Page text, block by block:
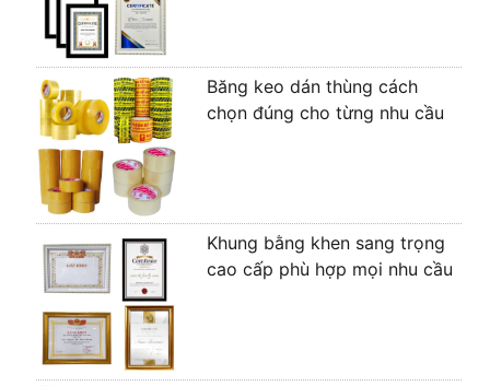
Băng keo dán thùng cách
chọn đúng cho từng nhu cầu
Khung bằng khen sang trọng
cao cấp phù hợp mọi nhu cầu